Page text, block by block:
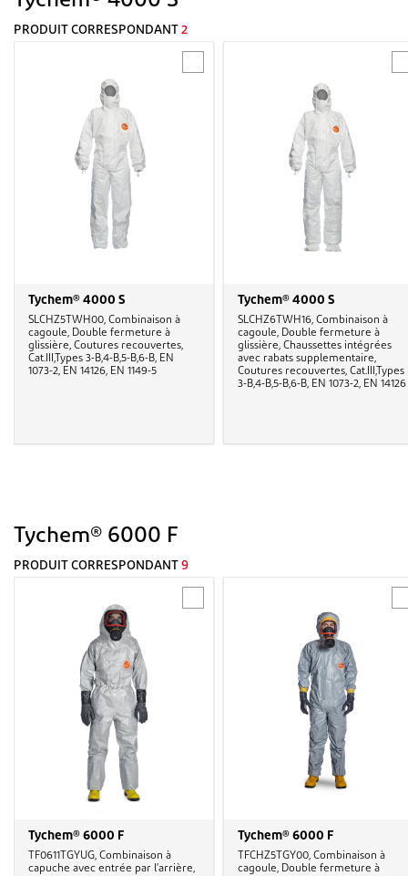
PRODUIT CORRESPONDANT 2
Tychem® 4000 S
SLCHZ5TWH00, Combinaison à
cagoule, Double fermeture à
glissière, Coutures recouvertes,
Cat.III,Types 3-B,4-B,5-B,6-B, EN
1073-2, EN 14126, EN 1149-5
Tychem® 4000 S
SLCHZ6TWH16, Combinaison à
cagoule, Double fermeture à
glissière, Chaussettes intégrées
avec rabats supplementaire,
Coutures recouvertes, Cat.III,Types
3-B,4-B,5-B,6-B, EN 1073-2, EN 14126
Tychem® 6000 F
PRODUIT CORRESPONDANT 9
Tychem® 6000 F
TF0611TGYUG, Combinaison à
capuche avec entrée par l'arrière,
Tychem® 6000 F
TFCHZ5TGY00, Combinaison à
cagoule, Double fermeture à